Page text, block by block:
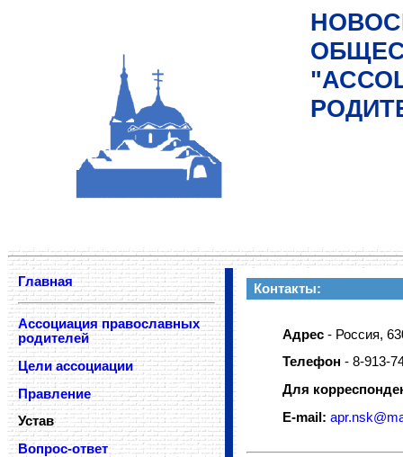
Главная
Ассоциация православных
родителей
Цели ассоциации
Правление
Устав
Вопрос-ответ
Контакты:
Адрес - Россия,
Телефон - 8-913-
Для
E-mail: